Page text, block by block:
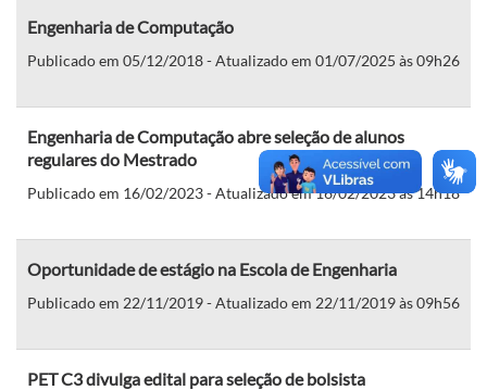
Engenharia de Computação
Publicado em 05/12/2018 - Atualizado em 01/07/2025 às 09h26
Engenharia de Computação abre seleção de alunos
regulares do Mestrado
Publicado em 16/02/2023 - Atualizado em 16/02/2023 às 14h18
Oportunidade de estágio na Escola de Engenharia
Publicado em 22/11/2019 - Atualizado em 22/11/2019 às 09h56
PET C3 divulga edital para seleção de bolsista